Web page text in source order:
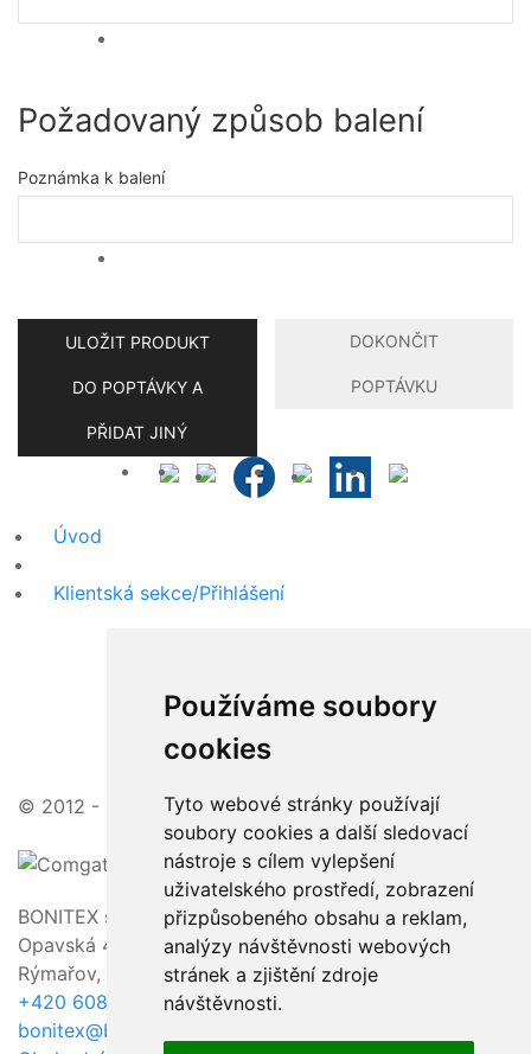
Používáme soubory
cookies
Tyto webové stránky používají
soubory cookies a další sledovací
nástroje s cílem vylepšení
uživatelského prostředí, zobrazení
přizpůsobeného obsahu a reklam,
analýzy návštěvnosti webových
stránek a zjištění zdroje
návštěvnosti.
Požadovaný způsob balení
Poznámka k balení
ULOŽIT PRODUKT
DO POPTÁVKY A
PŘIDAT JINÝ
DOKONČIT
POPTÁVKU
Úvod
Klientská sekce/Přihlášení
© 2012 - 2026 | zajímavé ceny, vstřícný přístup
BONITEX s.r.o.
Opavská 463/23,
Rýmařov, 795 01
+420 608 011 118
bonitex@bonitex.cz